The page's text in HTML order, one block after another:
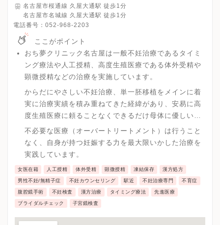
名古屋市桜通線 久屋大通駅 徒歩1分
名古屋市名城線 久屋大通駅 徒歩1分
電話番号： 052-968-2203
ここがポイント
おち夢クリニック名古屋は一般不妊治療であるタイミ
ング療法や人工授精、高度生殖医療である体外受精や
顕微授精などの治療を実施しています。
からだにやさしい不妊治療、単一胚移植をメインに着
実に治療実績を積み重ねてきた経緯があり、安易に高
度生殖医療に頼ることなくできるだけ母体に優しい治
療を実践しています。
不必要な医療（オーバートリートメント）は行うこと
なく、自身が持つ妊娠する力を最大限いかした治療を
実践しています。
女医在籍 人工授精 体外受精 顕微授精 凍結保存 漢方処方
男性不妊/無精子症 不妊カウンセリング 駅近 不妊治療専門 不育症
腹腔鏡手術 不妊検査 漢方治療 タイミング療法 先進医療
ブライダルチェック 子宮鏡検査